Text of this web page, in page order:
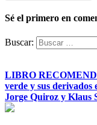
Sé el primero en
Buscar:
LIBRO
verde y sus
Jorge Quiroz y Klaus